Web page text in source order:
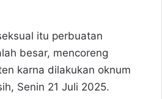
itu perbuatan
besar, mencoreng
karna dilakukan oknum
Senin 21 Juli 2025.